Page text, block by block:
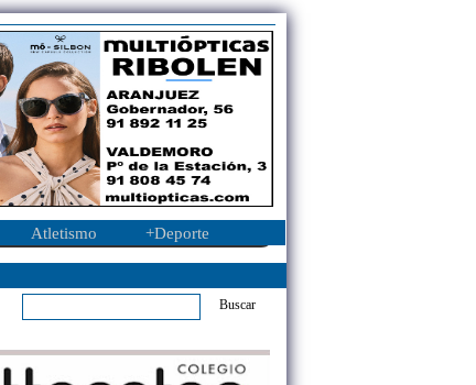
Atletismo +Deporte